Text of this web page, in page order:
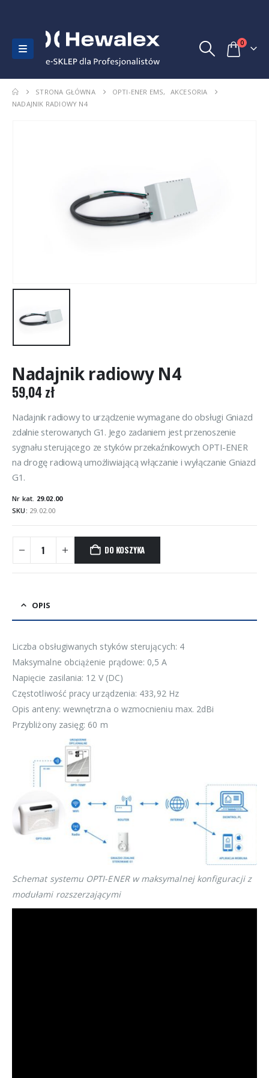
0
STRONA GŁÓWNA OPTI-ENER EMS,
AKCESORIA
NADAJNIK RADIOWY N4
Nadajnik radiowy N4
59,04 zł
Nadajnik radiowy to urządzenie wymagane do obsługi Gniazd
zdalnie sterowanych G1. Jego zadaniem jest przenoszenie
sygnału sterującego ze styków przekaźnikowych OPTI-ENER
na drogę radiową umożliwiającą włączanie i wyłączanie Gniazd
G1.
Nr kat. 29.02.00
SKU: 29.02.00
DO KOSZYKA
OPIS
Liczba obsługiwanych styków sterujących: 4
Maksymalne obciążenie prądowe: 0,5 A
Napięcie zasilania: 12 V (DC)
Częstotliwość pracy urządzenia: 433,92 Hz
Opis anteny: wewnętrzna o wzmocnieniu max. 2dBi
Przybliżony zasięg: 60 m
Schemat systemu OPTI-ENER w maksymalnej konfiguracji z
modułami rozszerzającymi